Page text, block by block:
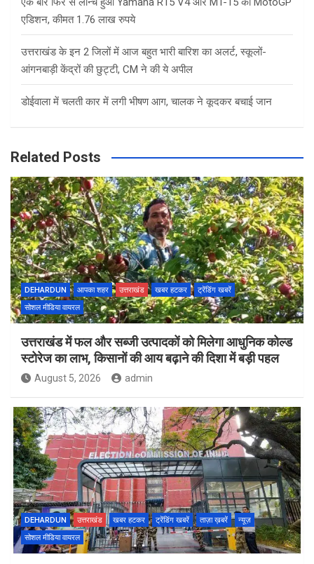
एडिशन, कीमत 1.76 लाख रुपये
उत्तराखंड के इन 2 जिलों में आज बहुत भारी बारिश का अलर्ट, स्कूलों-
आंगनबाड़ी केंद्रों की छुट्टी, CM ने की ये अपील
डोईवाला में चलती कार में लगी भीषण आग, चालक ने कूदकर बचाई जान
Related Posts
DEHARDUN आपका शहर उत्तराखंड खबर हटकर
ट्रेंडिंग खबरें
सोशल मीडिया वायरल
उत्तराखंड में फल और सब्जी उत्पादकों को मिलेगा आधुनिक कोल्ड
स्टोरेज का लाभ, किसानों की आय बढ़ाने की दिशा में बड़ी पहल
August 5, 2026 admin
DEHARDUN उत्तराखंड खबर हटकर ट्रेंडिंग खबरें ताज़ा ख़बरें
न्यूज़
सोशल मीडिया वायरल